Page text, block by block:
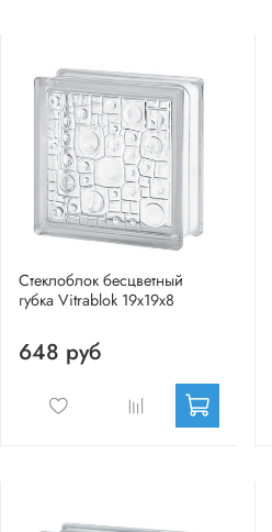
Стеклоблок бесцветный
губка Vitrablok 19х19х8
648 руб